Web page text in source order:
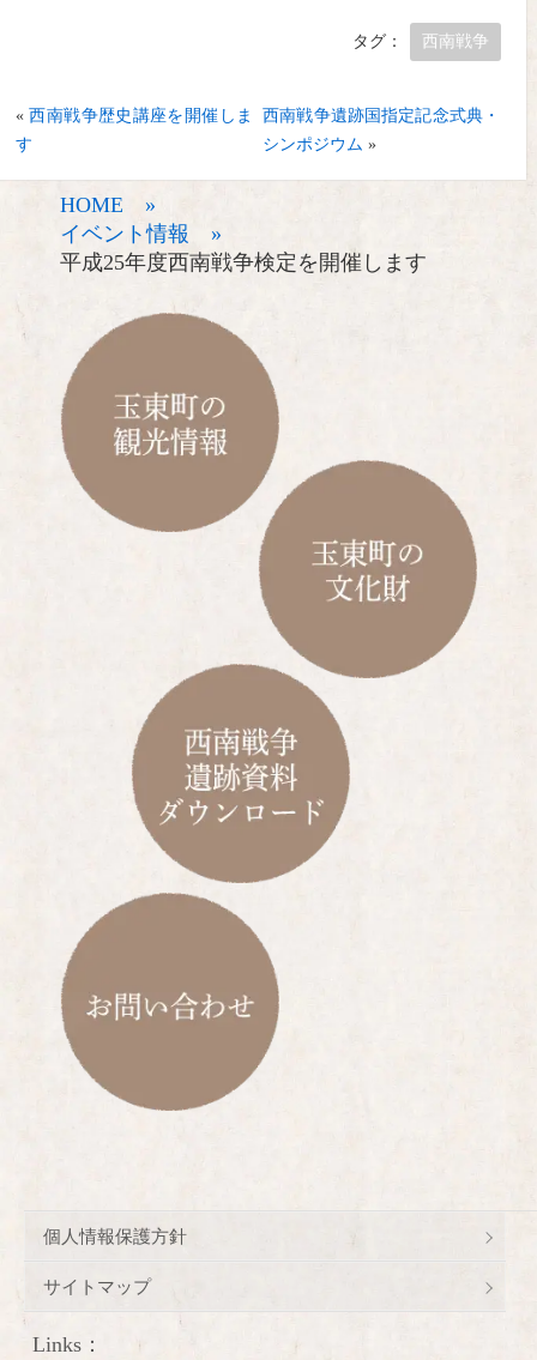
タグ： 西南戦争
«西南戦争歴史講座を開催しま
す
西南戦争遺跡国指定記念式典・
シンポジウム »
HOME »
イベント情報 »
平成25年度西南戦争検定を開催します
個人情報保護方針
サイトマップ
Links：